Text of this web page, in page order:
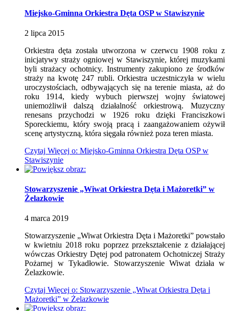
Miejsko-Gminna Orkiestra Dęta OSP w Stawiszynie
2 lipca 2015
Orkiestra dęta została utworzona w czerwcu 1908 roku z
inicjatywy straży ogniowej w Stawiszynie, której muzykami
byli strażacy ochotnicy. Instrumenty zakupiono ze środków
straży na kwotę 247 rubli. Orkiestra uczestniczyła w wielu
uroczystościach, odbywających się na terenie miasta, aż do
roku 1914, kiedy wybuch pierwszej wojny światowej
uniemożliwił dalszą działalność orkiestrową. Muzyczny
renesans przychodzi w 1926 roku dzięki Franciszkowi
Sporeckiemu, który swoją pracą i zaangażowaniem ożywił
scenę artystyczną, która sięgała również poza teren miasta.
Czytaj Więcej o: Miejsko-Gminna Orkiestra Dęta OSP w
Stawiszynie
Stowarzyszenie „Wiwat Orkiestra Dęta i Mażoretki” w
Żelazkowie
4 marca 2019
Stowarzyszenie „Wiwat Orkiestra Dęta i Mażoretki” powstało
w kwietniu 2018 roku poprzez przekształcenie z działającej
wówczas Orkiestry Dętej pod patronatem Ochotniczej Straży
Pożarnej w Tykadłowie. Stowarzyszenie Wiwat działa w
Żelazkowie.
Czytaj Więcej o: Stowarzyszenie „Wiwat Orkiestra Dęta i
Mażoretki” w Żelazkowie